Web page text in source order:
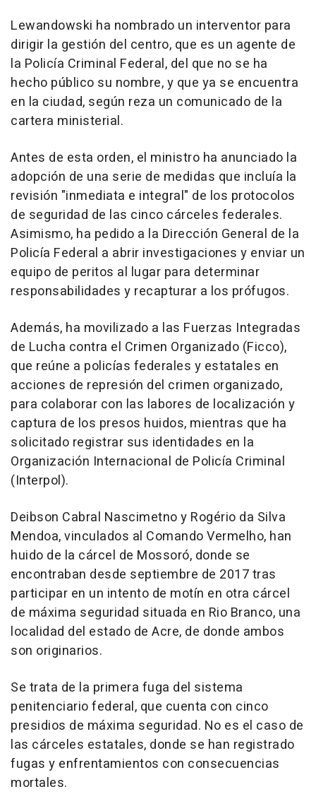
Lewandowski ha nombrado un interventor para
dirigir la gestión del centro, que es un agente de
la Policía Criminal Federal, del que no se ha
hecho público su nombre, y que ya se encuentra
en la ciudad, según reza un comunicado de la
cartera ministerial.
Antes de esta orden, el ministro ha anunciado la
adopción de una serie de medidas que incluía la
revisión "inmediata e integral" de los protocolos
de seguridad de las cinco cárceles federales.
Asimismo, ha pedido a la Dirección General de la
Policía Federal a abrir investigaciones y enviar un
equipo de peritos al lugar para determinar
responsabilidades y recapturar a los prófugos.
Además, ha movilizado a las Fuerzas Integradas
de Lucha contra el Crimen Organizado (Ficco),
que reúne a policías federales y estatales en
acciones de represión del crimen organizado,
para colaborar con las labores de localización y
captura de los presos huidos, mientras que ha
solicitado registrar sus identidades en la
Organización Internacional de Policía Criminal
(Interpol).
Deibson Cabral Nascimetno y Rogério da Silva
Mendoa, vinculados al Comando Vermelho, han
huido de la cárcel de Mossoró, donde se
encontraban desde septiembre de 2017 tras
participar en un intento de motín en otra cárcel
de máxima seguridad situada en Rio Branco, una
localidad del estado de Acre, de donde ambos
son originarios.
Se trata de la primera fuga del sistema
penitenciario federal, que cuenta con cinco
presidios de máxima seguridad. No es el caso de
las cárceles estatales, donde se han registrado
fugas y enfrentamientos con consecuencias
mortales.